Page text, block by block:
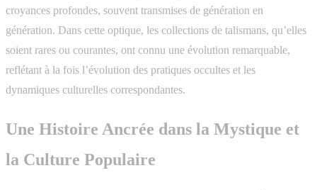
croyances profondes, souvent transmises de génération en
génération. Dans cette optique, les collections de talismans, qu’elles
soient rares ou courantes, ont connu une évolution remarquable,
reflétant à la fois l’évolution des pratiques occultes et les
dynamiques culturelles correspondantes.
Une Histoire Ancrée dans la Mystique et
la Culture Populaire